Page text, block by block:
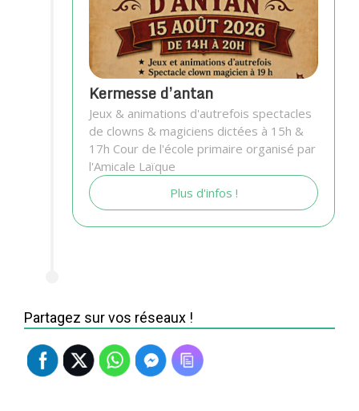
Kermesse d’antan
Jeux & animations d'autrefois spectacles
de clowns & magiciens dictées à 15h &
17h Cour de l'école primaire organisé par
l'Amicale Laïque
Plus d'infos !
Partagez sur vos réseaux !